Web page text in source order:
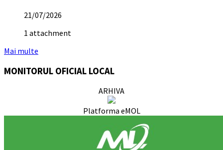
21/07/2026
1 attachment
Mai multe
MONITORUL OFICIAL LOCAL
ARHIVA
Platforma eMOL